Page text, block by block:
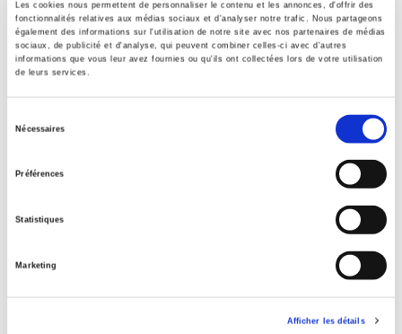
Les cookies nous permettent de personnaliser le contenu et les annonces, d'offrir des
fonctionnalités relatives aux médias sociaux et d'analyser notre trafic. Nous partageons
également des informations sur l'utilisation de notre site avec nos partenaires de médias
sociaux, de publicité et d'analyse, qui peuvent combiner celles-ci avec d'autres
informations que vous leur avez fournies ou qu'ils ont collectées lors de votre utilisation
de leurs services.
Nécessaires
Préférences
Statistiques
Marketing
Afficher les détails
Classification thématique Thema: Politique et gouvernement
Avec
Index, Bibliographie
Salariés en justice